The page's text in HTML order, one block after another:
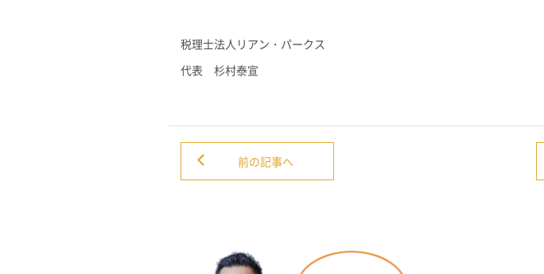
税理士法人リアン・パークス
代表 杉村泰宣
前の記事へ